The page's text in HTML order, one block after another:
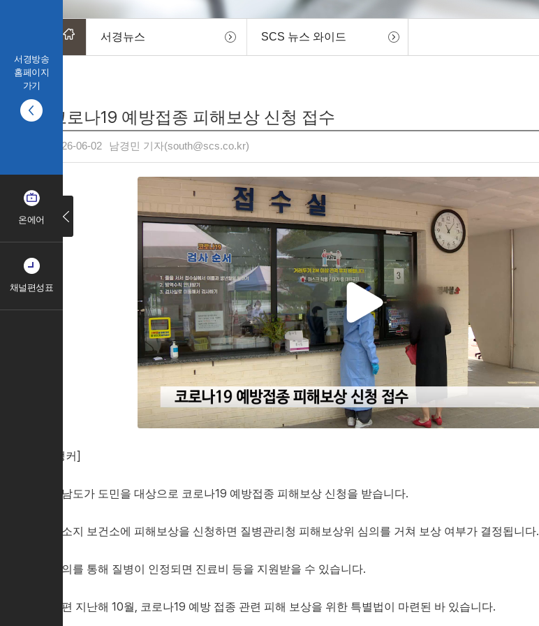
서경방송
홈페이지
가기
온에어
채널편성표
서경뉴스 SCS 뉴스 와이드
코로나19 예방접종 피해보상 신청 접수
2026-06-02 남경민 기자(south@scs.co.kr)
[앵커]
경남도가 도민을 대상으로 코로나19 예방접종 피해보상 신청을 받습니다.
주소지 보건소에 피해보상을 신청하면 질병관리청 피해보상위 심의를 거쳐 보상 여부가 결정됩니다.
심의를 통해 질병이 인정되면 진료비 등을 지원받을 수 있습니다.
한편 지난해 10월, 코로나19 예방 접종 관련 피해 보상을 위한 특별법이 마련된 바 있습니다.